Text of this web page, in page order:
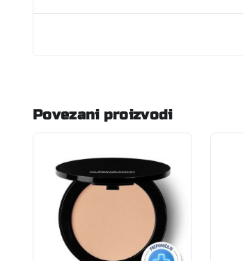
Povezani proizvodi